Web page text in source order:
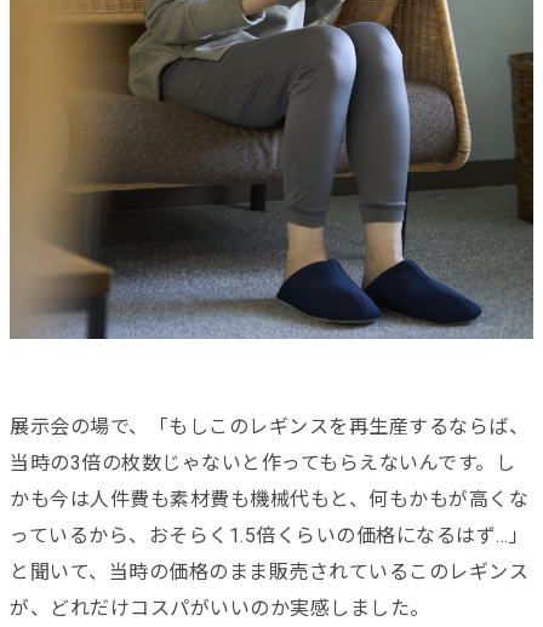
展示会の場で、「もしこのレギンスを再生産するならば、
当時の3倍の枚数じゃないと作ってもらえないんです。し
かも今は人件費も素材費も機械代もと、何もかもが高くな
っているから、おそらく1.5倍くらいの価格になるはず…」
と聞いて、当時の価格のまま販売されているこのレギンス
が、どれだけコスパがいいのか実感しました。